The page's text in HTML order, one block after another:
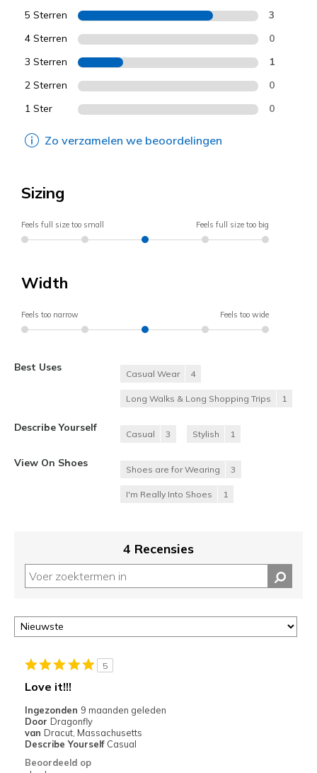
5 Sterren 3
4 Sterren 0
3 Sterren 1
2 Sterren 0
1 Ster 0
Zo verzamelen we beoordelingen
Sizing
Feels full size too small Feels full size too big
Width
Feels too narrow Feels too wide
Best Uses
Casual Wear 4
Long Walks & Long Shopping Trips 1
Describe Yourself
Casual 3 Stylish 1
View On Shoes
Shoes are for Wearing 3
I'm Really Into Shoes 1
4 Recensies
5
Love it!!!
Ingezonden 9 maanden geleden
Door Dragonfly
van Dracut, Massachusetts
Describe Yourself Casual
Beoordeeld op